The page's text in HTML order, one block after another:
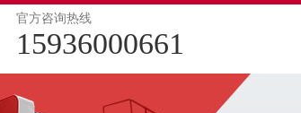
官方咨询热线
15936000661